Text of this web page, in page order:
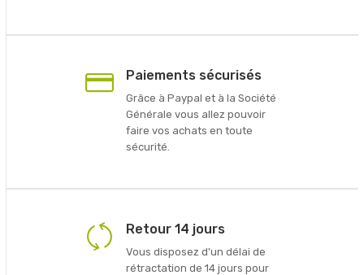
Paiements sécurisés
Grâce à Paypal et à la Société
Générale vous allez pouvoir
faire vos achats en toute
sécurité.
Retour 14 jours
Vous disposez d'un délai de
rétractation de 14 jours pour